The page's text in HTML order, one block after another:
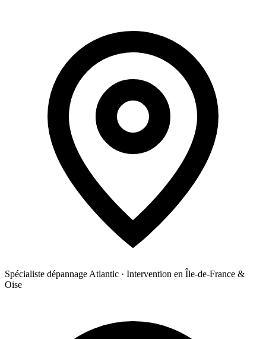
Spécialiste dépannage Atlantic · Intervention en Île-de-France &
Oise